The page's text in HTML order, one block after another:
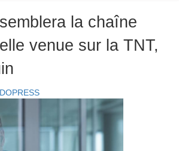
la chaîne
venue sur la TNT,